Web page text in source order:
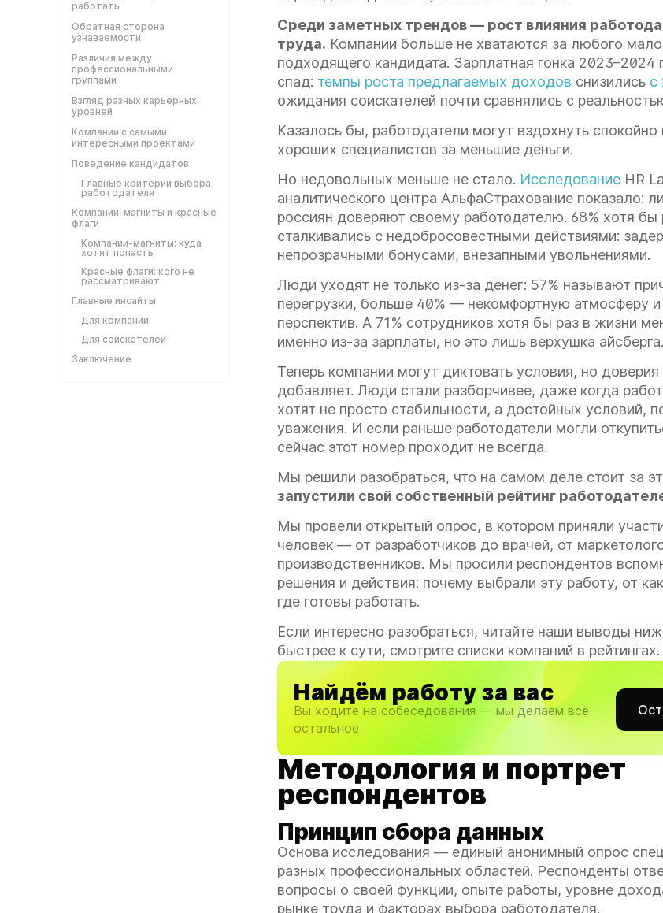
работать
Обратная сторона
узнаваемости
Различия между
профессиональными
группами
Взгляд разных карьерных
уровней
Компании с самыми
интересными проектами
Поведение кандидатов
Главные критерии выбора
работодателя
Компании-магниты и красные
флаги
Компании-магниты: куда
хотят попасть
Красные флаги: кого не
рассматривают
Главные инсайты
Для компаний
Для соискателей
Заключение
Среди заметных трендов — рост влияния
труда. Компании больше не хватаются за любого
подходящего кандидата. Зарплатная гонка 2023–2024
спад: темпы роста предлагаемых доходов снизились с
ожидания соискателей почти сравнялись с
Казалось бы, работодатели могут вздохнуть спокойно
хороших специалистов за меньшие деньги.
Но недовольных меньше не стало. Исследование HR
аналитического центра АльфаСтрахование показало:
россиян доверяют своему работодателю. 68% хотя бы
сталкивались с недобросовестными действиями:
непрозрачными бонусами, внезапными увольнениями.
Люди уходят не только из-за денег: 57% называют
перегрузки, больше 40% — некомфортную атмосферу и
перспектив. А 71% сотрудников хотя бы раз в жизни
именно из-за зарплаты, но это лишь верхушка айсберга.
Теперь компании могут диктовать условия, но
добавляет. Люди стали разборчивее, даже когда
хотят не просто стабильности, а достойных условий,
уважения. И если раньше работодатели могли
сейчас этот номер проходит не всегда.
Мы решили разобраться, что на самом деле стоит за
запустили свой собственный рейтинг
Мы провели открытый опрос, в котором приняли
человек — от разработчиков до врачей, от
производственников. Мы просили респондентов
решения и действия: почему выбрали эту работу, от
где готовы работать.
Если интересно разобраться, читайте наши выводы
быстрее к сути, смотрите списки компаний в рейтингах.
Найдём работу за вас
Вы ходите на собеседования — мы делаем всё
остальное
Методология и портрет
респондентов
Принцип сбора данных
Основа исследования — единый анонимный опрос
разных профессиональных областей. Респонденты
вопросы о своей функции, опыте работы, уровне
рынке труда и факторах выбора работодателя.